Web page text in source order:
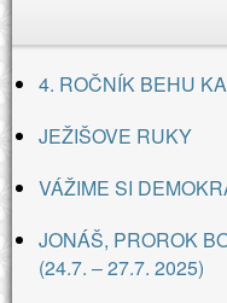
4. ROČNÍK BEHU
JEŽIŠOVE RUKY
VÁŽIME SI
JONÁŠ, PROROK
(24.7. – 27.7. 2025)